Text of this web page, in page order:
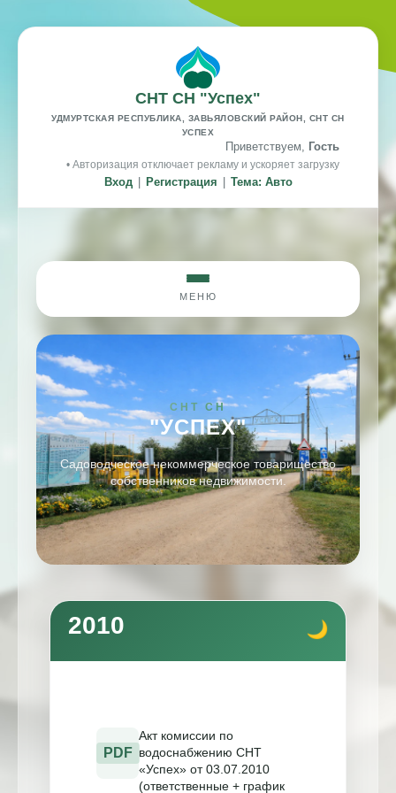
СНТ СН "Успех"
УДМУРТСКАЯ РЕСПУБЛИКА, ЗАВЬЯЛОВСКИЙ РАЙОН, СНТ СН
УСПЕХ
Приветствуем, Гость
• Авторизация отключает рекламу и ускоряет загрузку
Вход Регистрация Тема: Авто
МЕНЮ
СНТ СН
"УСПЕХ"
Садоводческое некоммерческое товарищество
собственников недвижимости.
2010
PDF
Акт комиссии по
водоснабжению СНТ
«Успех» от 03.07.2010
(ответственные + график